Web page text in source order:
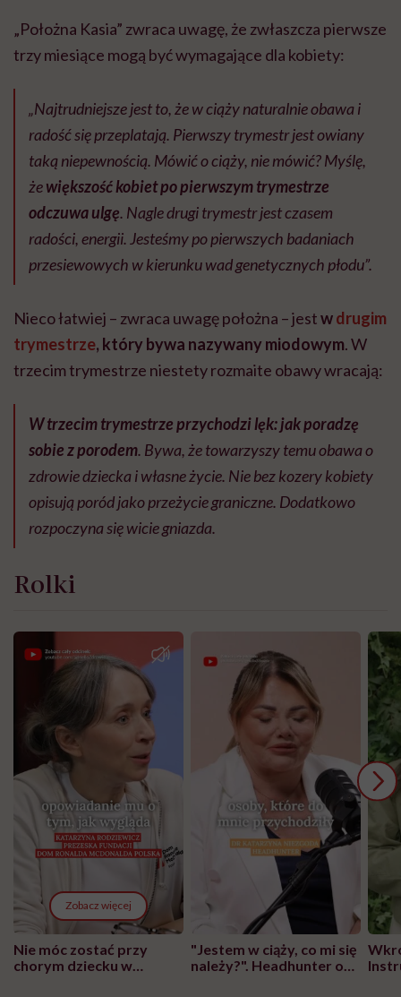
„Położna Kasia” zwraca uwagę, że zwłaszcza pierwsze
trzy miesiące mogą być wymagające dla kobiety:
„Najtrudniejsze jest to, że w ciąży naturalnie obawa i
radość się przeplatają. Pierwszy trymestr jest owiany
taką niepewnością. Mówić o ciąży, nie mówić? Myślę,
żewiększość kobiet po pierwszym trymestrze
odczuwa ulgę. Nagle drugi trymestr jest czasem
radości, energii. Jesteśmy po pierwszych badaniach
przesiewowych w kierunku wad genetycznych płodu”.
Nieco łatwiej – zwraca uwagę położna – jestwdrugim
trymestrze, który bywa nazywany miodowym. W
trzecim trymestrze niestety rozmaite obawy wracają:
W trzecim trymestrze przychodzi lęk: jak poradzę
sobie z porodem. Bywa, że towarzyszy temu obawa o
zdrowie dziecka i własne życie. Nie bez kozery kobiety
opisują poród jako przeżycie graniczne. Dodatkowo
rozpoczyna się wicie gniazda.
Rolki
Zobacz więcej
Nie móc zostać przy
chorym dziecku w
"Jestem w ciąży, co mi się
należy?". Headhunter o